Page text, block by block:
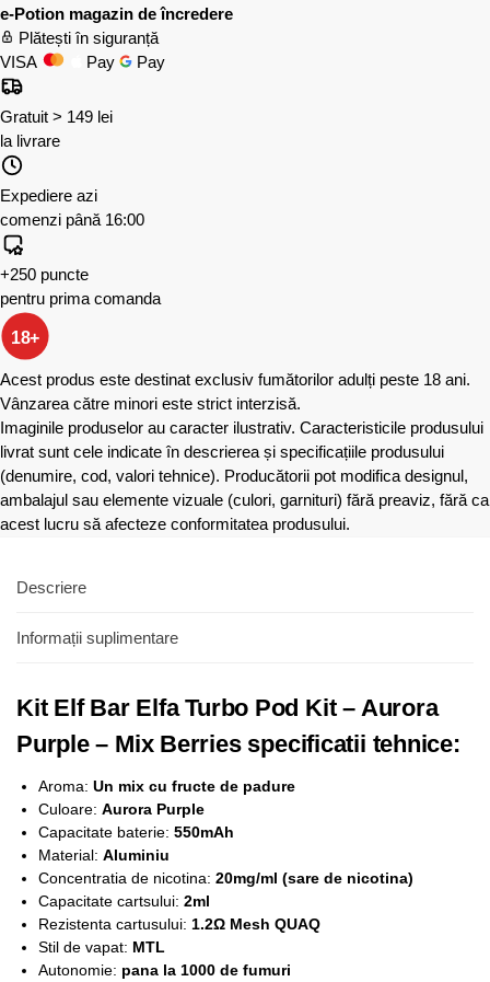
e-Potion magazin de încredere
Plătești în siguranță
VISA
Pay Pay
Gratuit > 149 lei
la livrare
Expediere azi
comenzi până 16:00
+250 puncte
pentru prima comanda
18+
Acest produs este destinat exclusiv fumătorilor adulți peste 18 ani.
Vânzarea către minori este strict interzisă.
Imaginile produselor au caracter ilustrativ. Caracteristicile produsului
livrat sunt cele indicate în descrierea și specificațiile produsului
(denumire, cod, valori tehnice). Producătorii pot modifica designul,
ambalajul sau elemente vizuale (culori, garnituri) fără preaviz, fără ca
acest lucru să afecteze conformitatea produsului.
Descriere
Informații suplimentare
Kit Elf Bar Elfa Turbo Pod Kit – Aurora
Purple – Mix Berries specificatii tehnice:
Aroma: Un mix cu fructe de padure
Culoare: Aurora Purple
Capacitate baterie: 550mAh
Material: Aluminiu
Concentratia de nicotina: 20mg/ml (sare de nicotina)
Capacitate cartsului: 2ml
Rezistenta cartusului: 1.2Ω Mesh QUAQ
Stil de vapat: MTL
Autonomie: pana la 1000 de fumuri